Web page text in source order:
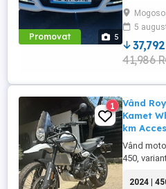
Promovat 5
Mercedes-
Facelift,
întreținut
tehnică
5
41,986
1
Vând
Kamet
km
Vând
450,
cu jante
2024 |